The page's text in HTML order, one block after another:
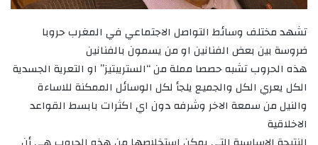
تشهد مختلف وسائط التواصل الاجتماعي في المغرب حروبا
ضروسة بين بعض الفنانين او من يسمون بالفنانين
هذه الحروب تشبه حصصا مملة من “الستريبتيز” او التعرية الجسدية
الكل يعري الكل والجميع يلجأ لكل الوسائل الممكنة للاساءة
والنيل من سمعة الاخر وشرفه دون اي اكثرات بابسط القواعد
الاخلاقية